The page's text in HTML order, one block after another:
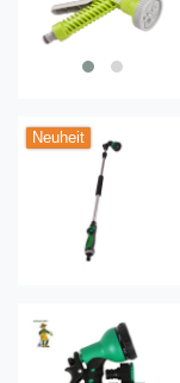
Neuheit